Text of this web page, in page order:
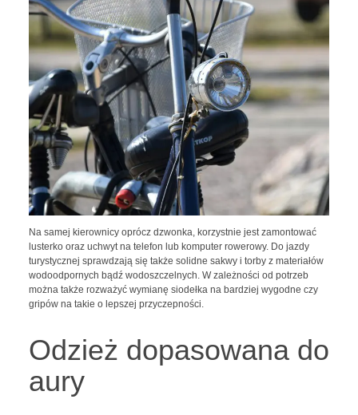
Na samej kierownicy oprócz dzwonka, korzystnie jest zamontować
lusterko oraz uchwyt na telefon lub komputer rowerowy. Do jazdy
turystycznej sprawdzają się także solidne sakwy i torby z materiałów
wodoodpornych bądź wodoszczelnych. W zależności od potrzeb
można także rozważyć wymianę siodełka na bardziej wygodne czy
gripów na takie o lepszej przyczepności.
Odzież dopasowana do
aury